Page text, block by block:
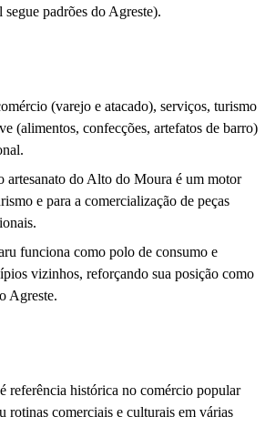
padrões do Agreste).
(varejo e atacado), serviços, turismo
(alimentos, confecções, artefatos de barro)
artesanato do Alto do Moura é um motor
e para a comercialização de peças
funciona como polo de consumo e
vizinhos, reforçando sua posição como
Agreste.
referência histórica no comércio popular
rotinas comerciais e culturais em várias